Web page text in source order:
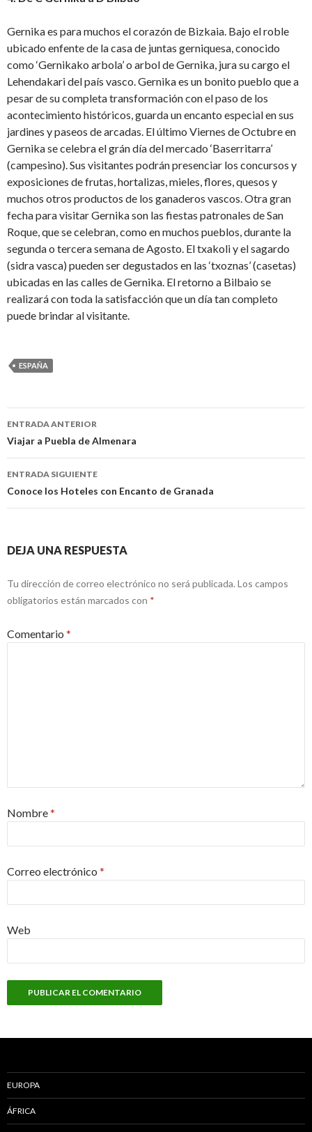
Gernika es para muchos el corazón de Bizkaia. Bajo el roble
ubicado enfente de la casa de juntas gerniquesa, conocido
como ‘Gernikako arbola’ o arbol de Gernika, jura su cargo el
Lehendakari del país vasco. Gernika es un bonito pueblo que a
pesar de su completa transformación con el paso de los
acontecimiento históricos, guarda un encanto especial en sus
jardines y paseos de arcadas. El último Viernes de Octubre en
Gernika se celebra el grán día del mercado ‘Baserritarra’
(campesino). Sus visitantes podrán presenciar los concursos y
exposiciones de frutas, hortalizas, mieles, flores, quesos y
muchos otros productos de los ganaderos vascos. Otra gran
fecha para visitar Gernika son las fiestas patronales de San
Roque, que se celebran, como en muchos pueblos, durante la
segunda o tercera semana de Agosto. El txakoli y el sagardo
(sidra vasca) pueden ser degustados en las ‘txoznas’ (casetas)
ubicadas en las calles de Gernika. El retorno a Bilbaio se
realizará con toda la satisfacción que un día tan completo
puede brindar al visitante.
ESPAÑA
Navegación
de
entradas
ENTRADA ANTERIOR
Viajar a Puebla de Almenara
ENTRADA SIGUIENTE
Conoce los Hoteles con Encanto de Granada
DEJA UNA RESPUESTA
Tu dirección de correo electrónico no será publicada. Los campos
obligatorios están marcados con *
Comentario *
Nombre*
Correo electrónico *
Web
EUROPA
ÁFRICA